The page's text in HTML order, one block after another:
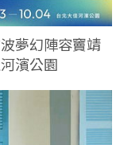
夢幻陣容竇靖
濱公園